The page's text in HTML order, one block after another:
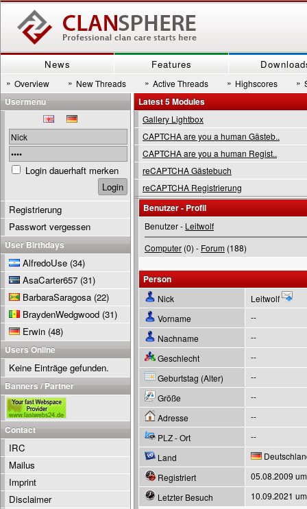
News Features
» Overview » New Threads » Active Threads » Highscores »
Latest 5 Modules
Gallery Lightbox
CAPTCHA are you a human Gästeb..
CAPTCHA are you a human Regist..
reCAPTCHA Gästebuch
reCAPTCHA Registrierung
Benutzer - Profil
Benutzer - Leitwolf
Computer (0) - Forum (188)
Person
Nick
Leitwolf
Vorname
--
Nachname
--
Geschlecht
--
Geburtstag (Alter)
--
Größe
--
Adresse
--
PLZ - Ort
--
Land
Registriert
05.08.2009
Letzter Besuch
10.09.2021
Usermenu
Login dauerhaft merken
Registrierung
Passwort vergessen
User Birthdays
AlfredoUse (34)
AsaCarter657 (31)
BarbaraSaragosa (22)
BraydenWedgwood (31)
Erwin (48)
Users Online
Keine Einträge gefunden.
Banners / Partner
Contact
IRC
Mailus
Imprint
Disclaimer